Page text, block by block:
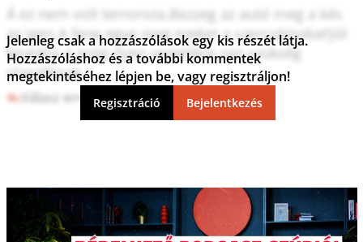
Á ez nem volt terrorista.Bezzeg az autó meg a kés
az igen.A fene egye meg ezeket a szerszámokat!Jól
kitalálta a polgi.Ilyen vezetőkre van szükség
olaszéknak
Válasz erre 2 0
Jelenleg csak a hozzászólások egy kis részét látja.
Hozzászóláshoz és a további kommentek
megtekintéséhez lépjen be, vagy regisztráljon!
Regisztráció Bejelentkezés